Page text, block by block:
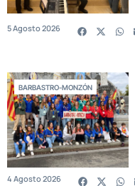
5 Agosto 2026
BARBASTRO-MONZÓN
4 Agosto 2026